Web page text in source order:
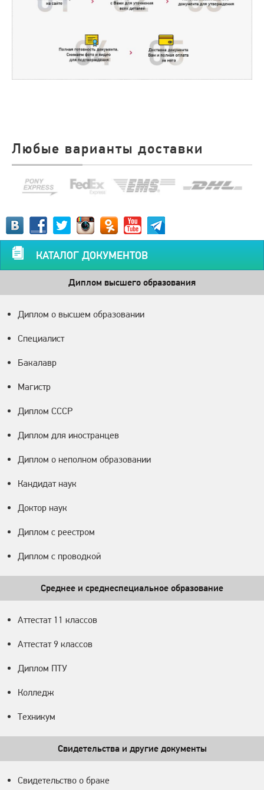
Любые варианты доставки
КАТАЛОГ ДОКУМЕНТОВ
Диплом высшего образования
Диплом о высшем образовании
Специалист
Бакалавр
Магистр
Диплом СССР
Диплом для иностранцев
Диплом о неполном образовании
Кандидат наук
Доктор наук
Диплом с реестром
Диплом с проводкой
Среднее и среднеспециальное образование
Аттестат 11 классов
Аттестат 9 классов
Диплом ПТУ
Колледж
Техникум
Свидетельства и другие документы
Свидетельство о браке